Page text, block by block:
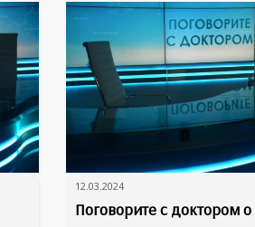
сигарет? Куда могут
12.03.2024
Поговорите с доктором о